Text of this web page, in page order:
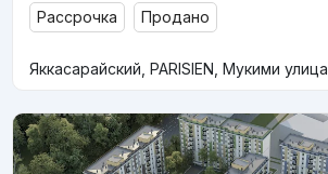
Рассрочка Продано
Яккасарайский, PARISIEN, Мукими улица